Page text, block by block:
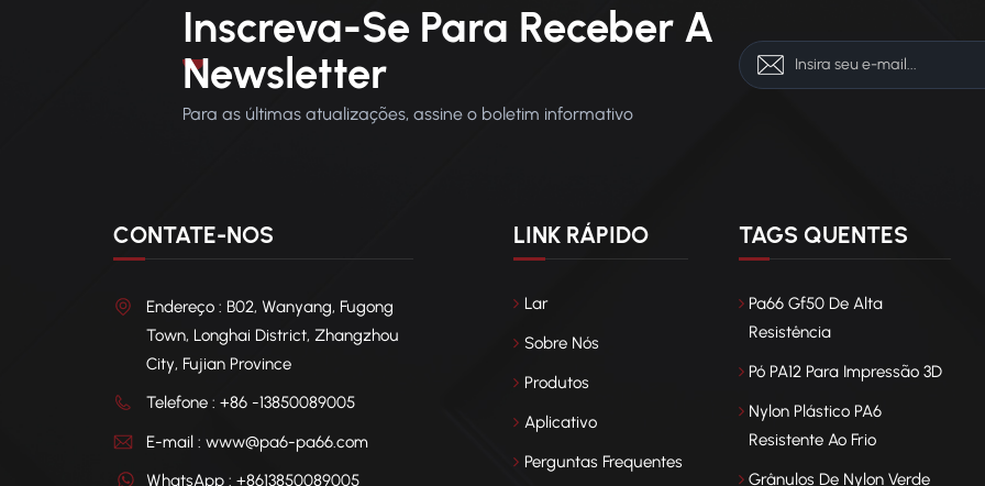
Inscreva-Se Para Receber A
Newsletter
Para as últimas atualizações, assine o boletim informativo
CONTATE-NOS
Endereço : B02, Wanyang, Fugong
Town, Longhai District, Zhangzhou
City, Fujian Province
Telefone : +86 -13850089005
E-mail : www@pa6-pa66.com
WhatsApp : +8613850089005
LINK RÁPIDO
Lar
Sobre Nós
Produtos
Aplicativo
Perguntas Frequentes
TAGS QUENTES
Pa66 Gf50 De Alta
Resistência
Pó PA12 Para Impressão 3D
Nylon Plástico PA6
Resistente Ao Frio
Grânulos De Nylon Verde